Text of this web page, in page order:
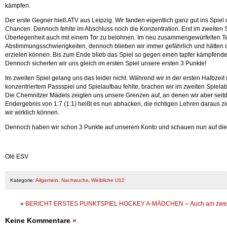
kämpfen.
Der erste Gegner hieß ATV aus Leipzig. Wir fanden eigentlich ganz gut ins
Chancen. Dennoch fehlte im Abschluss noch die Konzentration. Erst im
Überlegenheit auch mit einem Tor zu belohnen. Im neu zusammengewürfelten
Abstimmungsschwierigkeiten, dennoch blieben wir immer gefährlich und hätten
erzielen können. Bis zum Ende blieb das Spiel so gegen einen tapfer
Dennoch sicherten wir uns gleich im ersten Spiel unsere ersten 3 Punkte!
Im zweiten Spiel gelang uns das leider nicht. Während wir in der ersten
konzentriertem Passspiel und Spielaufbau fehlte, brachen wir im zweiten
Die Chemnitzer Mädels zeigten uns unsere Grenzen auf, an denen wir aber
Endergebnis von 1:7 (1:1) heißt es nun abhacken, die richtigen Lehren daraus
wir wirklich können.
Dennoch haben wir schon 3 Punkte auf unserem Konto und schauen nun auf
Olé ESV
Kategorie: Allgemein Nachwuchs Weibliche U12
« BERICHT ERSTES PUNKTSPIEL HOCKEY A-MÄDCHEN – Auch am
Keine Kommentare »